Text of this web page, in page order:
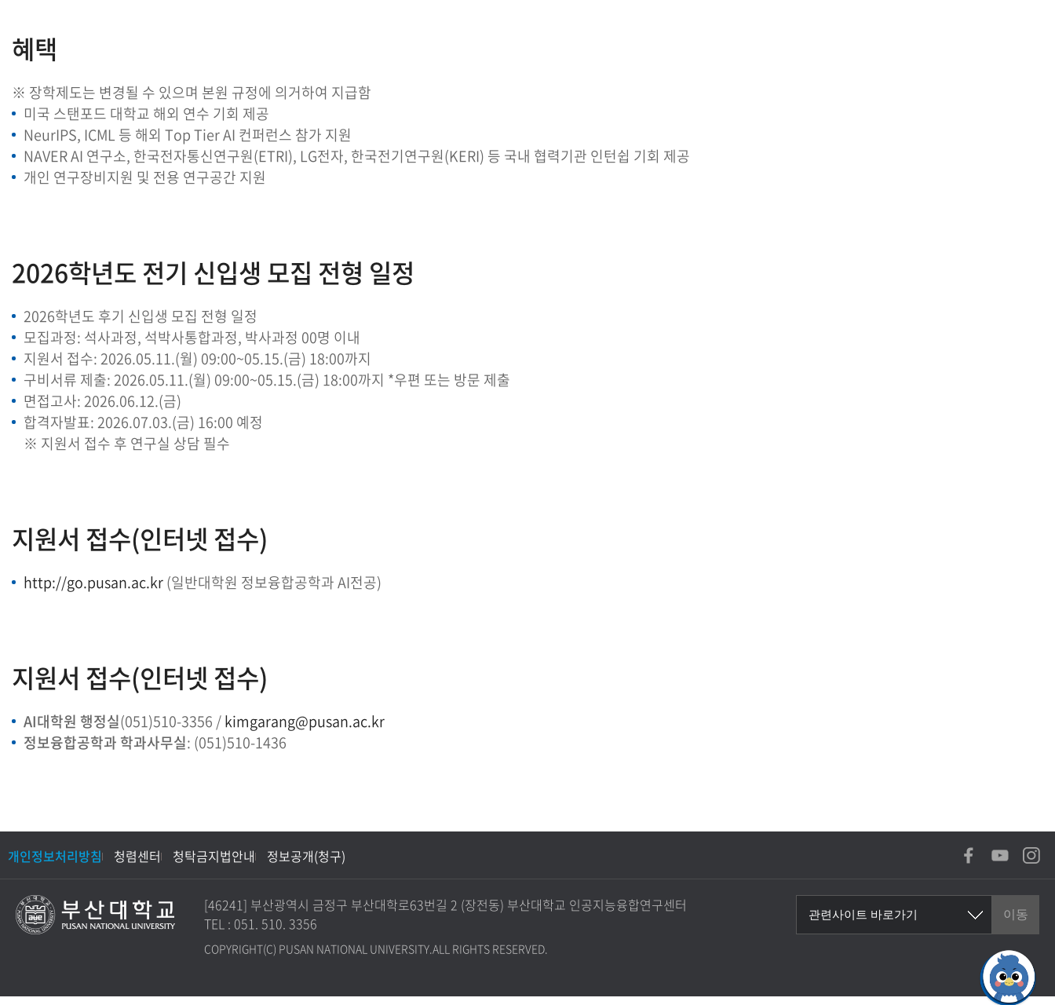
혜택
※ 장학제도는 변경될 수 있으며 본원 규정에 의거하여 지급함
미국 스탠포드 대학교 해외 연수 기회 제공
NeurIPS, ICML 등 해외 Top Tier AI 컨퍼런스 참가 지원
NAVER AI 연구소, 한국전자통신연구원(ETRI), LG전자, 한국전기연구원(KERI) 등 국내 협력기관 인턴쉽 기회 제공
개인 연구장비지원 및 전용 연구공간 지원
2026학년도 전기 신입생 모집 전형 일정
2026학년도 후기 신입생 모집 전형 일정
모집과정: 석사과정, 석박사통합과정, 박사과정 00명 이내
지원서 접수: 2026.05.11.(월) 09:00~05.15.(금) 18:00까지
구비서류 제출: 2026.05.11.(월) 09:00~05.15.(금) 18:00까지 *우편 또는 방문 제출
면접고사: 2026.06.12.(금)
합격자발표: 2026.07.03.(금) 16:00 예정
※ 지원서 접수 후 연구실 상담 필수
지원서 접수(인터넷 접수)
http://go.pusan.ac.kr(일반대학원 정보융합공학과 AI전공)
지원서 접수(인터넷 접수)
AI대학원 행정실(051)510-3356 /kimgarang@pusan.ac.kr
정보융합공학과 학과사무실: (051)510-1436
개인정보처리방침 청렴센터 청탁금지법안내 정보공개(청구)
[46241] 부산광역시 금정구 부산대학로63번길 2 (장전동) 부산대학교 인공지능융합연구센터
TEL : 051. 510. 3356
COPYRIGHT(C) PUSAN NATIONAL UNIVERSITY.ALL RIGHTS RESERVED.